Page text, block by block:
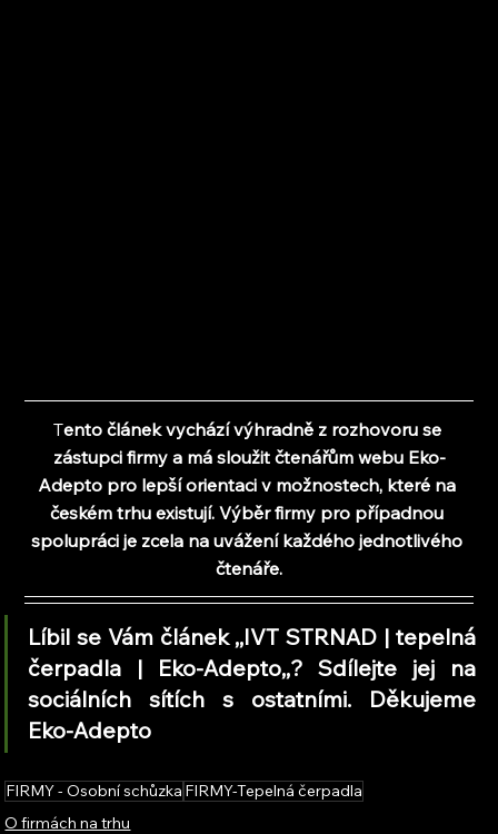
Tento článek vychází výhradně z rozhovoru se
zástupci firmy a má sloužit čtenářům webu Eko-
Adepto pro lepší orientaci v možnostech, které na
českém trhu existují. Výběr firmy pro případnou
spolupráci je zcela na uvážení každého jednotlivého
čtenáře.
Líbil se Vám článek ,,IVT STRNAD | tepelná
čerpadla | Eko-Adepto,,? Sdílejte jej na
sociálních sítích s ostatními. Děkujeme
Eko-Adepto
FIRMY - Osobní schůzka FIRMY-Tepelná čerpadla
O firmách na trhu